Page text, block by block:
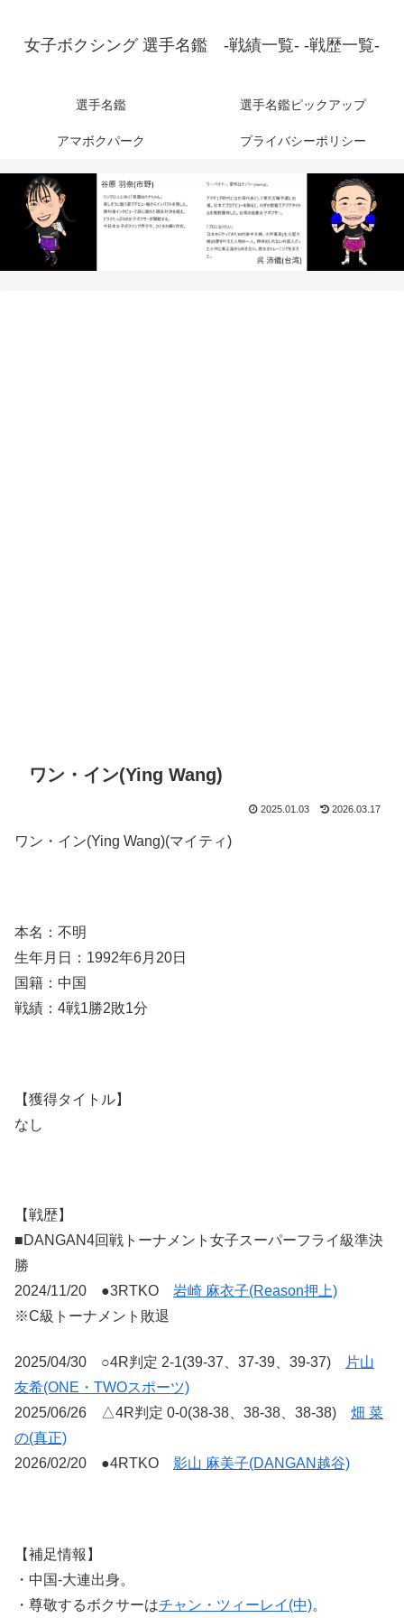
女子ボクシング 選手名鑑 -戦績一覧- -戦歴一覧-
選手名鑑 選手名鑑ピックアップ
アマボクパーク プライバシーポリシー
ワン・イン(Ying Wang)
2025.01.03 2026.03.17
ワン・イン(Ying Wang)(マイティ)
本名：不明
生年月日：1992年6月20日
国籍：中国
戦績：4戦1勝2敗1分
【獲得タイトル】
なし
【戦歴】
■DANGAN4回戦トーナメント女子スーパーフライ級準決
勝
2024/11/20 ●3RTKO 岩崎 麻衣子(Reason押上)
※C級トーナメント敗退
2025/04/30 ○4R判定 2-1(39-37、37-39、39-37)
片山
友希(ONE・TWOスポーツ)
2025/06/26 △4R判定 0-0(38-38、38-38、38-38) 畑 菜
の(真正)
2026/02/20 ●4RTKO 影山 麻美子(DANGAN越谷)
【補足情報】
・中国-大連出身。
・尊敬するボクサーはチャン・ツィーレイ(中)。